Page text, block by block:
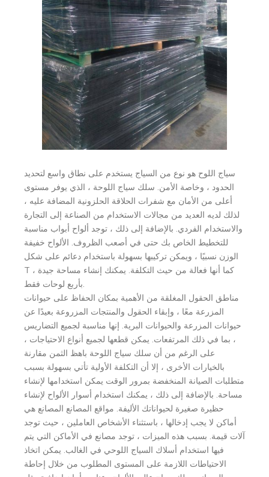
سياج اللوح هو نوع من السياج يستخدم على نطاق واسع لتحديد
الحدود ، وخاصة الأمن. سلك سياج اللوحة ، الذي يوفر مستوى
أعلى من الأمان مع شفرات الحلاقة الحلزونية المضافة عليه ،
لذلك لديه العديد من مجالات الاستخدام من الصناعة إلى التجارة
والاستخدام الفردي. بالإضافة إلى ذلك ، توجد ألواح أبواب مناسبة
للتخطيط الخاص بك حتى في أصعب الظروف. الألواح خفيفة
الوزن نسبيًا ، ويمكن تركيبها بسهولة باستخدام دعائم على شكل
T ، كما أنها فعالة من حيث التكلفة. يمكنك إنشاء مساحة جيدة
بأربع لوحات فقط.
مناطق الحقول المغلقة من الأهمية بمكان الحفاظ على حيوانات
المزرعة معًا ، وإبقاء الحقول والمنتجات المزروعة بعيدًا عن
حيوانات المزرعة والحيوانات البرية. إنها مناسبة لجميع التضاريس
، بما في ذلك المرتفعات. يمكن قطعها لجميع أنواع الاحتياجات ،
على الرغم من أن سلك سياج اللوحة باهظ الثمن مقارنة
بالخيارات الأخرى ، إلا أن التكلفة الأولية تأتي بسهولة بسبب
متطلبات الصيانة المنخفضة بمرور الوقت يمكن استخدامها لإنشاء
مساحة. بالإضافة إلى ذلك ، يمكنك استخدام أسوار الألواح لإنشاء
حظيرة صغيرة لحيواناتك الأليفة. مواقع المصانع المصانع هي
أماكن لا يجب إدخالها ، باستثناء الأشخاص العاملين ، حيث توجد
آلات قيمة. بسبب هذه الميزات ، توجد مصانع في الأماكن التي يتم
فيها استخدام أسلاك السياج اللوحي في الغالب. يمكن اتخاذ
الاحتياطات اللازمة على المستوى المطلوب من خلال إحاطة